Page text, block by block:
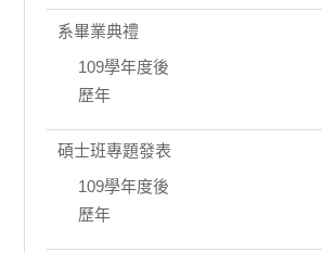
系畢業典禮
109學年度後
歷年
碩士班專題發表
109學年度後
歷年